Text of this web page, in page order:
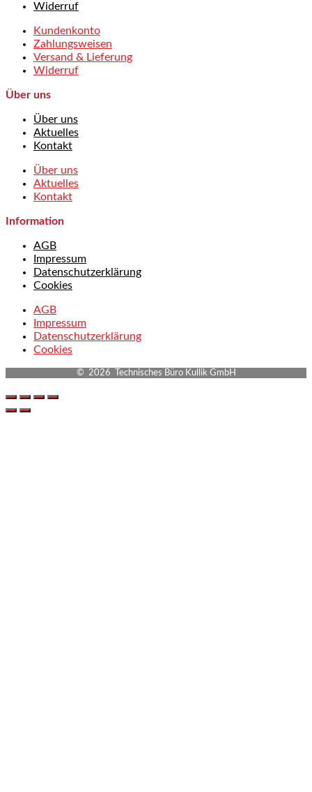
Widerruf
Kundenkonto
Zahlungsweisen
Versand & Lieferung
Widerruf
Über uns
Über uns
Aktuelles
Kontakt
Über uns
Aktuelles
Kontakt
Information
AGB
Impressum
Datenschutzerklärung
Cookies
AGB
Impressum
Datenschutzerklärung
Cookies
© 2026 Technisches Büro Kullik GmbH